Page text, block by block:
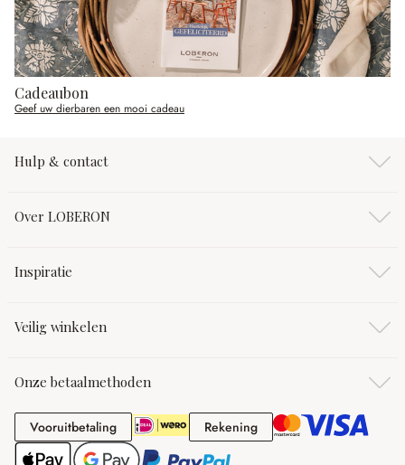
Cadeaubon
Geef uw dierbaren een mooi cadeau
Hulp & contact
Over LOBERON
Inspiratie
Veilig winkelen
Onze betaalmethoden
VooruitbetalingVooruitbetaling RekeningRekening